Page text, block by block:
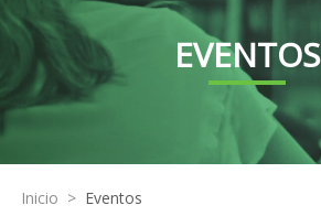
EVENTOS
Inicio > Eventos